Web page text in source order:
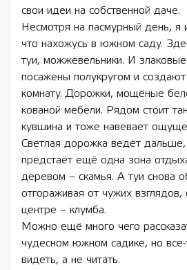
свои идеи на собственной даче.
Несмотря на пасмурный день, я
что нахожусь в южном саду.
туи, можжевельники. И злаковые
посажены полукругом и
комнату. Дорожки, мощёные
кованой мебели. Рядом стоит
кувшина и тоже навевает
Светлая дорожка ведёт
предстаёт ещё одна зона
деревом – скамья. А туи снова
отгораживая от чужих взглядов,
центре – клумба.
Можно ещё много чего
чудесном южном садике, но все-
видеть, а не читать.